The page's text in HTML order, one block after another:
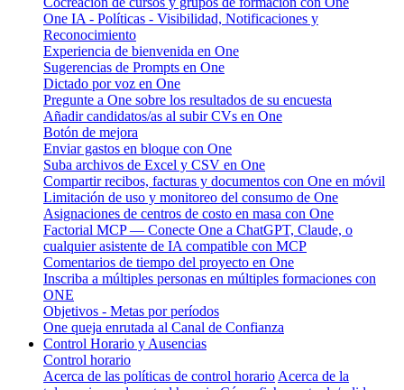
One IA - Políticas - Visibilidad, Notificaciones y
Reconocimiento
Experiencia de bienvenida en One
Sugerencias de Prompts en One
Dictado por voz en One
Pregunte a One sobre los resultados de su encuesta
Añadir candidatos/as al subir CVs en One
Botón de mejora
Enviar gastos en bloque con One
Suba archivos de Excel y CSV en One
Compartir recibos, facturas y documentos con One en móvil
Limitación de uso y monitoreo del consumo de One
Asignaciones de centros de costo en masa con One
Factorial MCP — Conecte One a ChatGPT, Claude, o
cualquier asistente de IA compatible con MCP
Comentarios de tiempo del proyecto en One
Inscriba a múltiples personas en múltiples formaciones con
ONE
Objetivos - Metas por períodos
One queja enrutada al Canal de Confianza
Control Horario y Ausencias
Control horario
Acerca de las políticas de control horario Acerca de la